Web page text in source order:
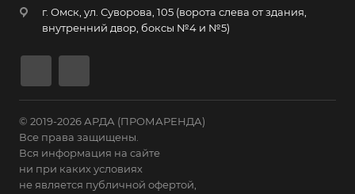
г. Омск, ул. Суворова, 105 (ворота слева от здания,
внутренний двор, боксы №4 и №5)
© 2019-2026 АРДА (ПРОМАРЕНДА)
Все права защищены.
Вся информация на сайте
ни при каких условиях
не является публичной офертой,